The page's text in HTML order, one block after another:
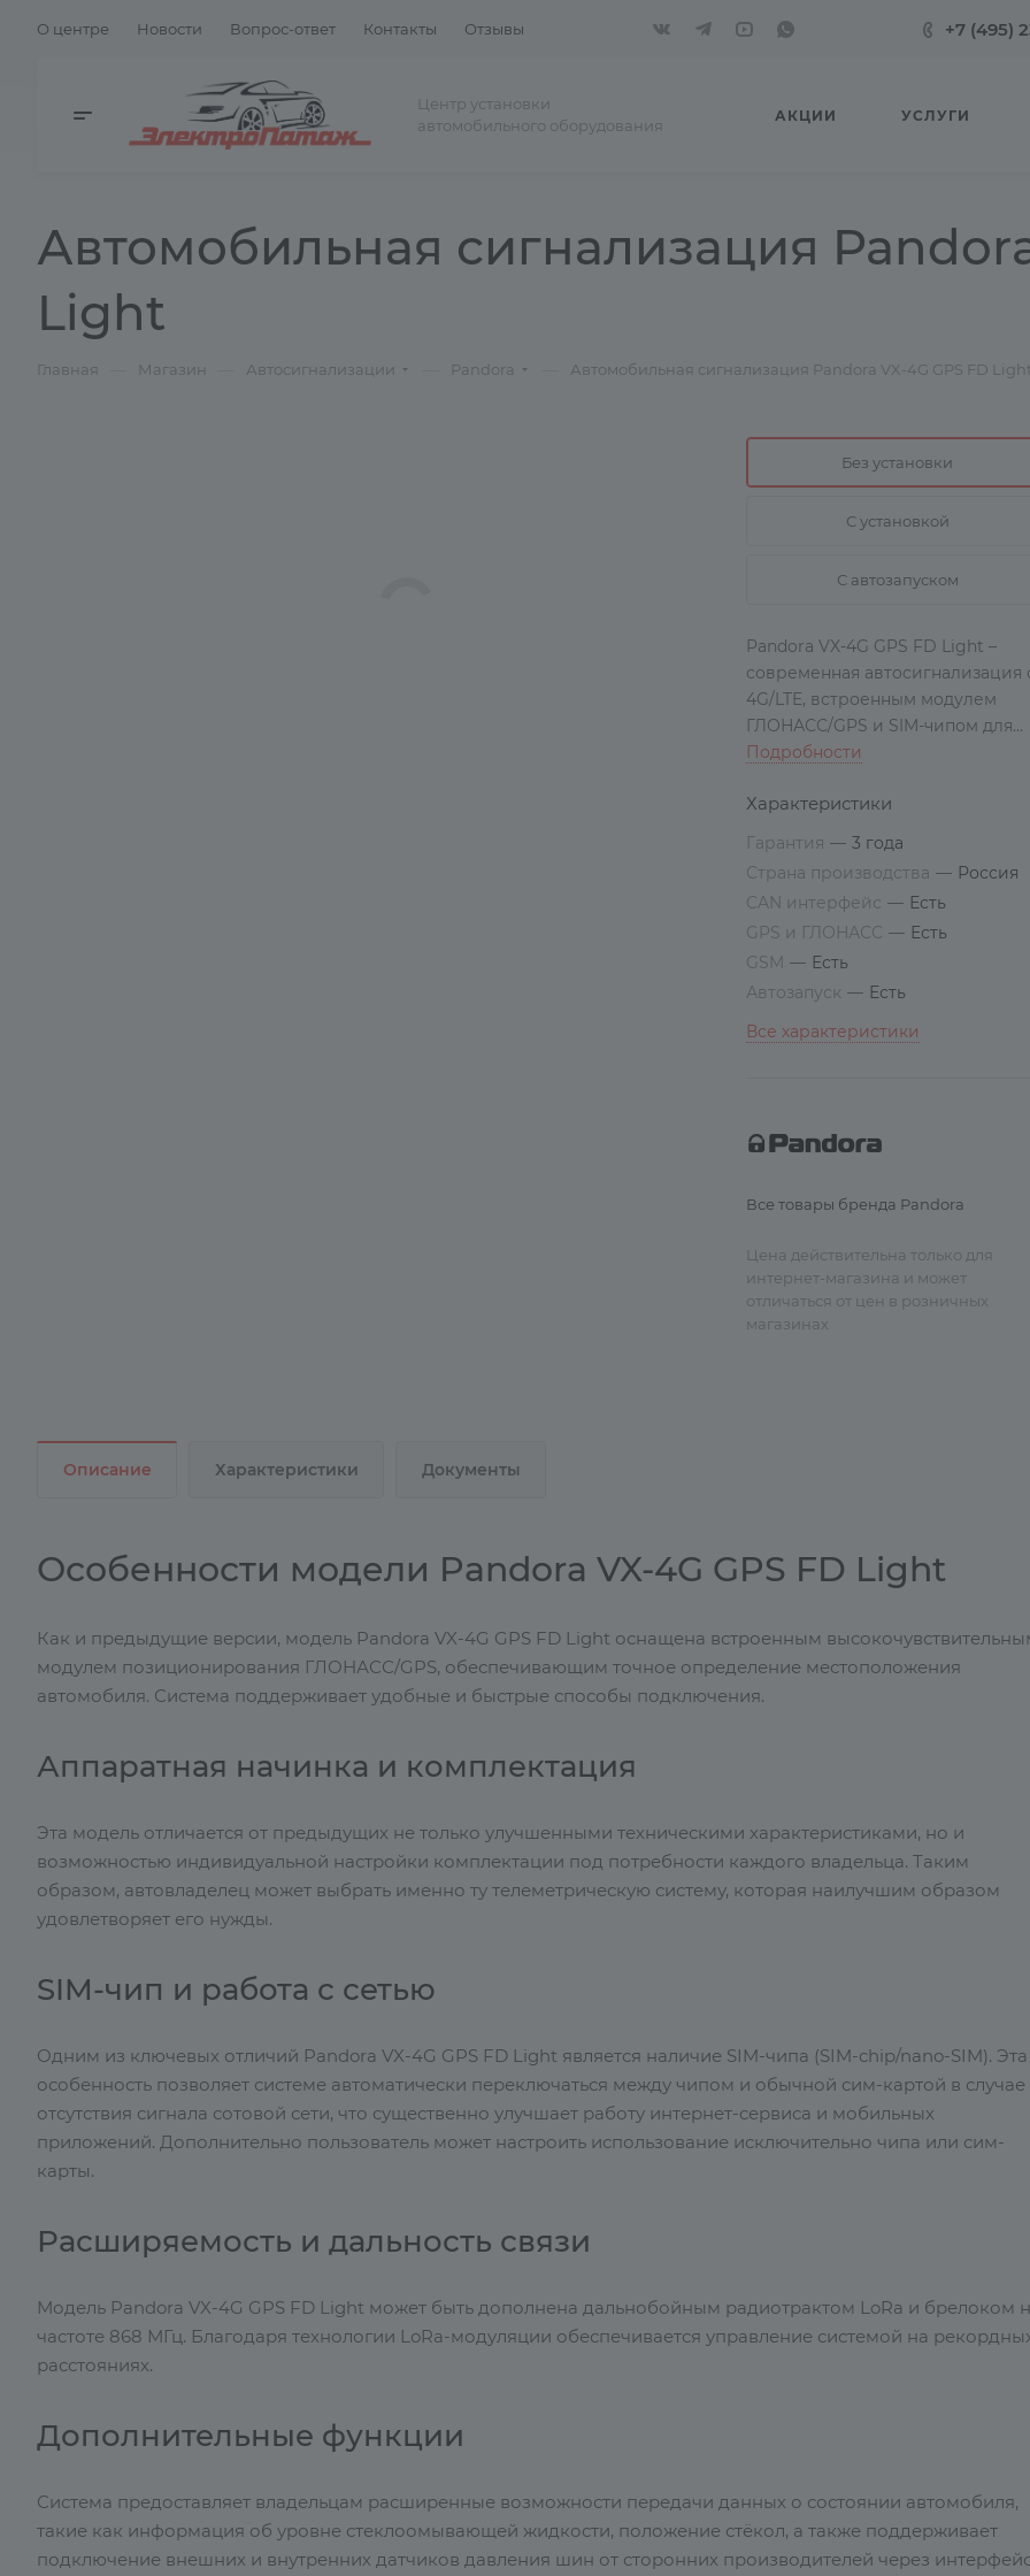
О центре Новости Вопрос-ответ Контакты Отзывы +7 (495)
Центр установки
автомобильного оборудования
АКЦИИ УСЛУГИ
Автомобильная сигнализация
Light
Главная Магазин Автосигнализации Pandora Автомобильная сигнализация Pandora VX-4G GPS FD
Без установки
С установкой
С автозапуском
Pandora VX-4G GPS FD Light –
современная автосигнализация
4G/LTE, встроенным модулем
ГЛОНАСС/GPS и SIM-чипом для
стабильной связи. Поддержка
интерфейса и расширенных
функций мониторинга.
Подробности
Характеристики
Гарантия — 3 года
Страна производства — Россия
CAN интерфейс — Есть
GPS и ГЛОНАСС — Есть
GSM — Есть
Автозапуск — Есть
Все характеристики
Все товары бренда Pandora
Цена действительна только для
интернет-магазина и может
отличаться от цен в розничных
магазинах
Описание Характеристики Документы
Особенности модели Pandora VX-4G GPS FD Light
Как и предыдущие версии, модель Pandora VX-4G GPS FD Light оснащена встроенным
модулем позиционирования ГЛОНАСС/GPS, обеспечивающим точное определение местоположения
автомобиля. Система поддерживает удобные и быстрые способы подключения.
Аппаратная начинка и комплектация
Эта модель отличается от предыдущих не только улучшенными техническими характеристиками, но и
возможностью индивидуальной настройки комплектации под потребности каждого владельца. Таким
образом, автовладелец может выбрать именно ту телеметрическую систему, которая наилучшим образом
удовлетворяет его нужды.
SIM-чип и работа с сетью
Одним из ключевых отличий Pandora VX-4G GPS FD Light является наличие SIM-чипа (SIM-chip/nano-SIM). Эта
особенность позволяет системе автоматически переключаться между чипом и обычной сим-картой в случае
отсутствия сигнала сотовой сети, что существенно улучшает работу интернет-сервиса и мобильных
приложений. Дополнительно пользователь может настроить использование исключительно чипа или сим-
карты.
Расширяемость и дальность связи
Модель Pandora VX-4G GPS FD Light может быть дополнена дальнобойным радиотрактом LoRa и брелоком
частоте 868 МГц. Благодаря технологии LoRa-модуляции обеспечивается управление системой на
расстояниях.
Дополнительные функции
Система предоставляет владельцам расширенные возможности передачи данных о состоянии автомобиля,
такие как информация об уровне стеклоомывающей жидкости, положение стёкол, а также поддерживает
подключение внешних и внутренних датчиков давления шин от сторонних производителей через